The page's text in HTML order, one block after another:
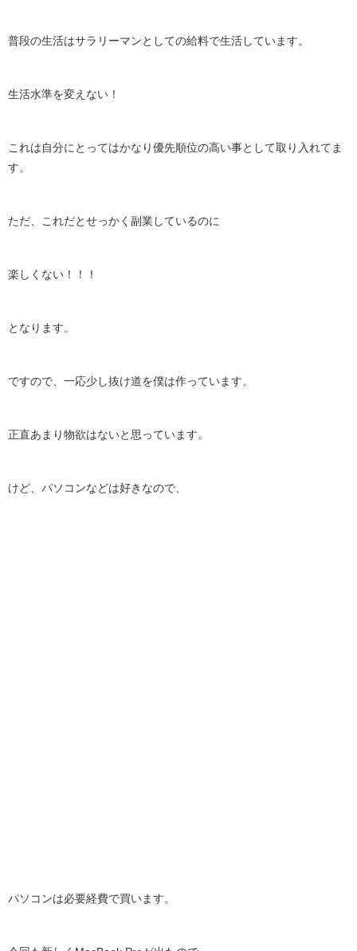
普段の生活はサラリーマンとしての給料で生活しています。
生活水準を変えない！
これは自分にとってはかなり優先順位の高い事として取り入れてま
す。
ただ、これだとせっかく副業しているのに
楽しくない！！！
となります。
ですので、一応少し抜け道を僕は作っています。
正直あまり物欲はないと思っています。
けど、パソコンなどは好きなので、
パソコンは必要経費で買います。